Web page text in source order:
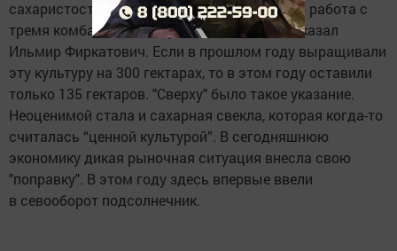
сахаристость составила 16,5%. "Думаю, что работа с
тремя комбайнами не продлится долго”, - сказал
Ильмир Фиркатович. Если в прошлом году выращивали
эту культуру на 300 гектарах, то в этом году оставили
только 135 гектаров. "Сверху" было такое указание.
Неоценимой стала и сахарная свекла, которая когда-то
считалась “ценной культурой”. В сегодняшнюю
экономику дикая рыночная ситуация внесла свою
"поправку". В этом году здесь впервые ввели
в севооборот подсолнечник.